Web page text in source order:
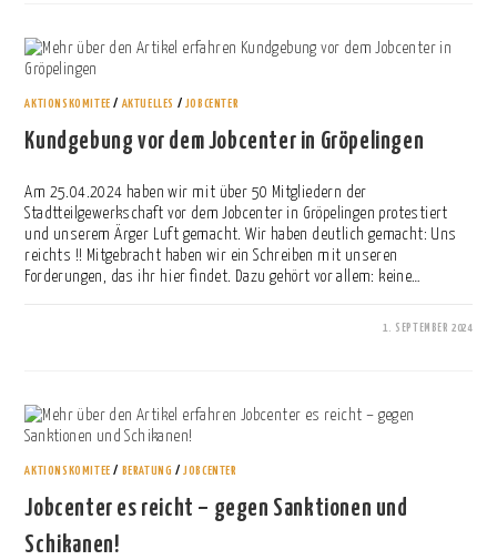
AKTIONSKOMITEE /AKTUELLES / JOBCENTER
Kundgebung vor dem Jobcenter in Gröpelingen
Am 25.04.2024 haben wir mit über 50 Mitgliedern der
Stadtteilgewerkschaft vor dem Jobcenter in Gröpelingen protestiert
und unserem Ärger Luft gemacht. Wir haben deutlich gemacht: Uns
reichts !! Mitgebracht haben wir ein Schreiben mit unseren
Forderungen, das ihr hier findet. Dazu gehört vor allem: keine…
1. SEPTEMBER 2024
AKTIONSKOMITEE / BERATUNG /JOBCENTER
Jobcenter es reicht – gegen Sanktionen und
Schikanen!